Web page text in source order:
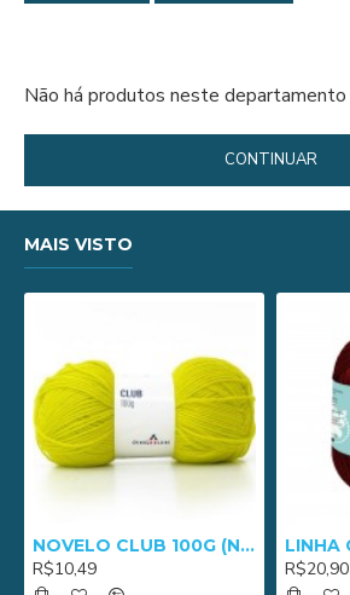
Não há produtos neste departamento
CONTINUAR
MAIS VISTO
NOVELO CLUB 100G (NM 3/8) - 2652
R$10,49 R$20,90